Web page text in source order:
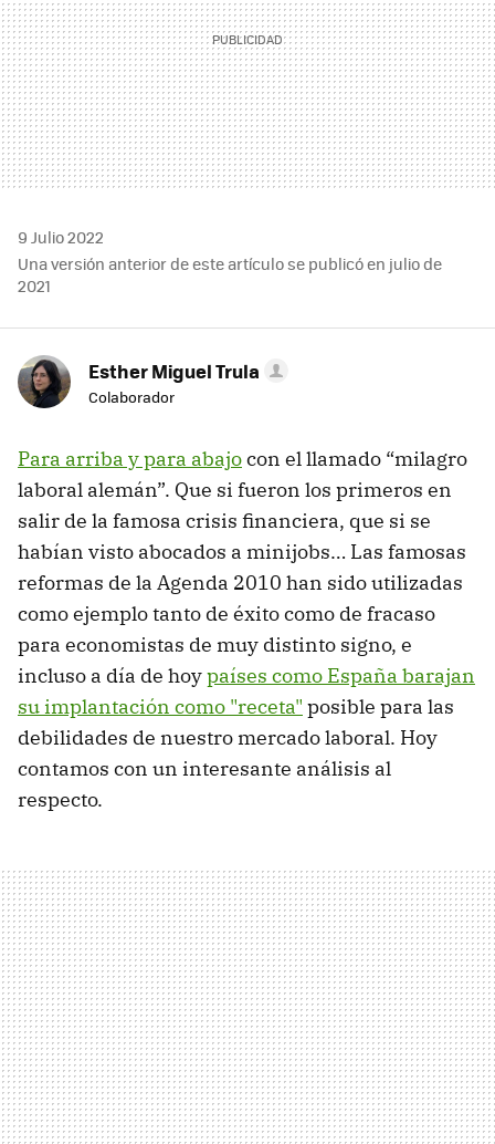
9 Julio 2022
Una versión anterior de este artículo se publicó en julio de
2021
Esther Miguel Trula
Colaborador
Para arriba y para abajocon el llamado “milagro
laboral alemán”. Que si fueron los primeros en
salir de la famosa crisis financiera, que si se
habían visto abocados a minijobs… Las famosas
reformas de la Agenda 2010 han sido utilizadas
como ejemplo tanto de éxito como de fracaso
para economistas de muy distinto signo, e
incluso a día de hoypaíses como España barajan
su implantación como "receta" posible para las
debilidades de nuestro mercado laboral. Hoy
contamos con un interesante análisis al
respecto.